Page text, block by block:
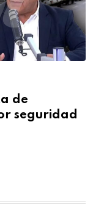
de
seguridad